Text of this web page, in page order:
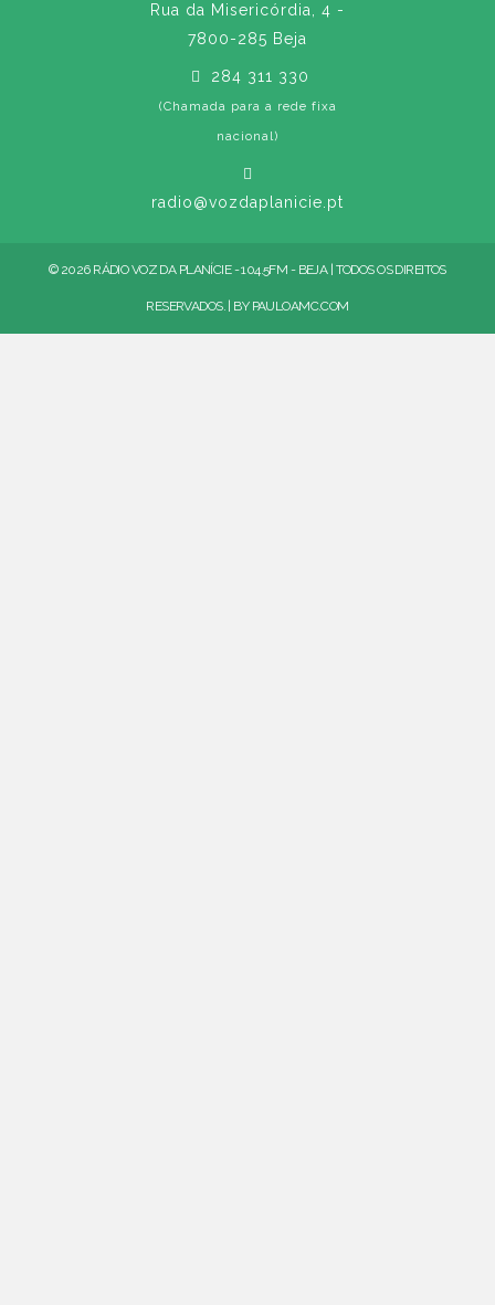
Rua da Misericórdia, 4 -
7800-285 Beja
284 311 330
(Chamada para a rede fixa
nacional)
radio@vozdaplanicie.pt
© 2026 RÁDIO VOZ DA PLANÍCIE - 104.5FM - BEJA | TODOS OS DIREITOS
RESERVADOS. | BY PAULOAMC.COM